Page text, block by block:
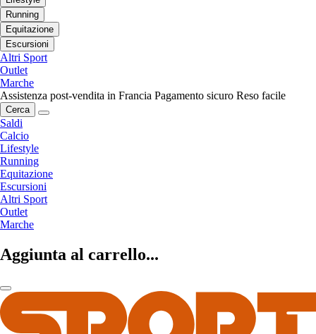
Running
Equitazione
Escursioni
Altri Sport
Outlet
Marche
Assistenza post-vendita in Francia Pagamento sicuro Reso facile
Cerca
Saldi
Calcio
Lifestyle
Running
Equitazione
Escursioni
Altri Sport
Outlet
Marche
Aggiunta al carrello...